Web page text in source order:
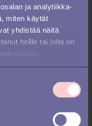
ja analytiikka-
miten käytät
yhdistää näitä
heille tai joita on
suunniteltu
ja muille
hyödyntää
tarkoitettu